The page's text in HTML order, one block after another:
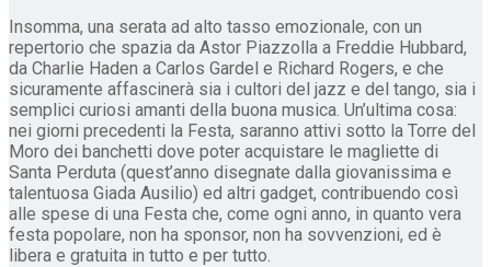
Insomma, una serata ad alto tasso emozionale, con un
repertorio che spazia da Astor Piazzolla a Freddie Hubbard,
da Charlie Haden a Carlos Gardel e Richard Rogers, e che
sicuramente affascinerà sia i cultori del jazz e del tango, sia i
semplici curiosi amanti della buona musica. Un’ultima cosa:
nei giorni precedenti la Festa, saranno attivi sotto la Torre del
Moro dei banchetti dove poter acquistare le magliette di
Santa Perduta (quest’anno disegnate dalla giovanissima e
talentuosa Giada Ausilio) ed altri gadget, contribuendo così
alle spese di una Festa che, come ogni anno, in quanto vera
festa popolare, non ha sponsor, non ha sovvenzioni, ed è
libera e gratuita in tutto e per tutto.